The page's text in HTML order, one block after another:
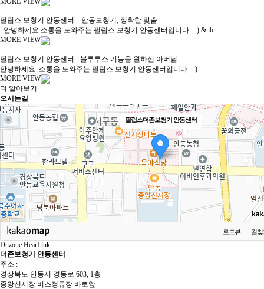
필립스 보청기 안동센터 – 안동보청기, 정확한 맞춤
안녕하세요.소통을 도와주는 필립스 보청기 안동센터입니다. :-) &nb…
MORE VIEW
필립스 보청기 안동센터 - 블루투스 기능을 원하신 아버님
안녕하세요. 소통을 도와주는 필립스 보청기 안동센터입니다. :-) …
MORE VIEW
더 알아보기
오시는길
필립스더존보청기 안동센터
로드뷰 길찾
Duzone HearLink
더존보청기 안동센터
주소 :
경상북도 안동시 경동로 603, 1층
중앙신시장 버스정류장 바로앞